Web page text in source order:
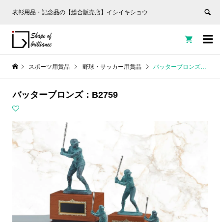
表彰用品・記念品の【総合販売店】イシイキショウ


スポーツ用賞品 野球・サッカー用賞品 バッターブロンズ：B2759
バッターブロンズ：B2759